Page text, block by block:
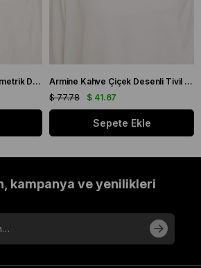
Armine Siyah Kırmızı Geometrik Desenli Tivil İpek Eşarp 9050 - 56
Armine Kahve Çiçek Desenli Tivil İpek Eşarp 9048 - 53
$ 41.67
$ 77.78
Sepete Ekle
kampanya ve yenilikleri